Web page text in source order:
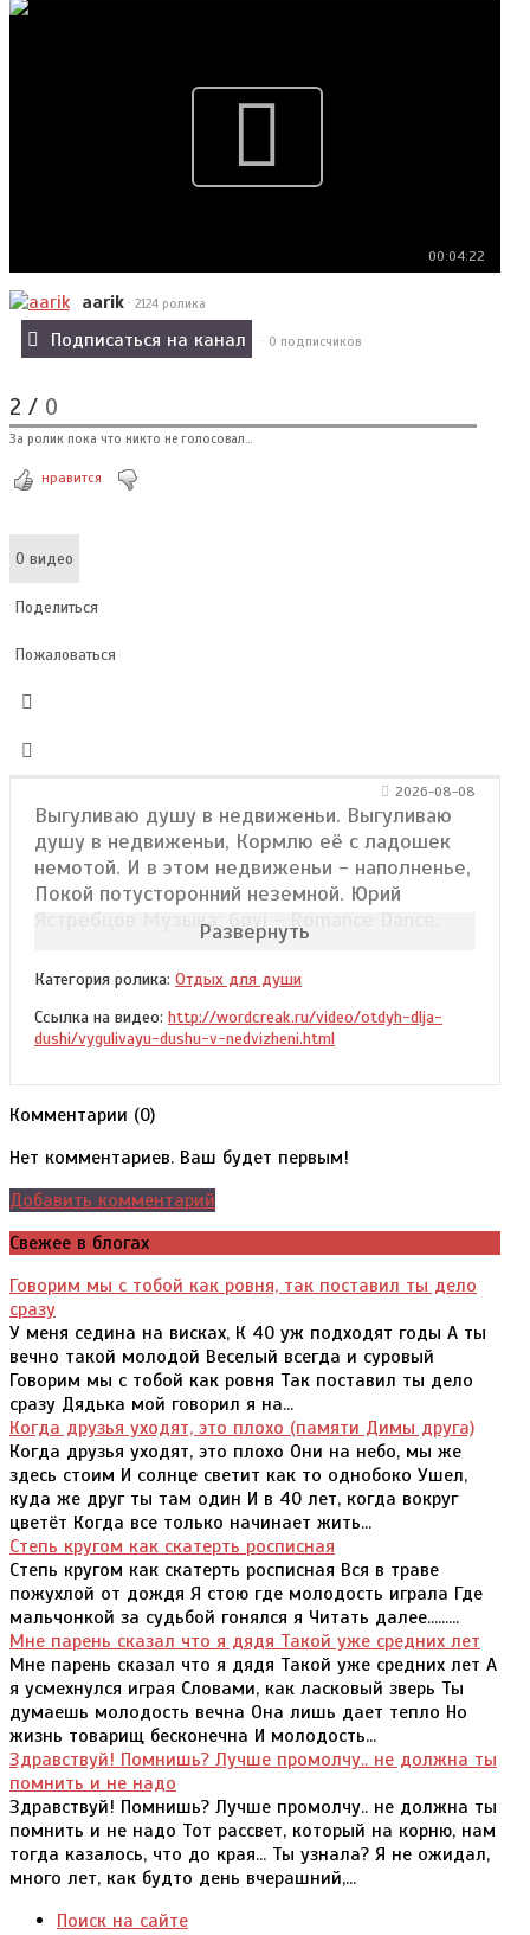
00:04:22
aarik · 2124 ролика
Подписаться на канал · 0 подписчиков
2 / 0
За ролик пока что никто не голосовал...
нравится
О видео
Поделиться
Пожаловаться
Выгуливаю душу в недвиженьи. Выгуливаю
душу в недвиженьи, Кормлю её с ладошек
немотой. И в этом недвиженьи - наполненье,
Покой потусторонний неземной. Юрий
Ястребцов Музыка: Govi - Romance Dance.
Развернуть
Категория ролика: Отдых для души
Ссылка на видео: http://wordcreak.ru/video/otdyh-dlja-
dushi/vygulivayu-dushu-v-nedvizheni.html
2026-08-08
Комментарии (0)
Нет комментариев. Ваш будет первым!
Добавить комментарий
Свежее в блогах
Говорим мы с тобой как ровня, так поставил ты дело
сразу
У меня седина на висках, К 40 уж подходят годы А ты
вечно такой молодой Веселый всегда и суровый
Говорим мы с тобой как ровня Так поставил ты дело
сразу Дядька мой говорил я на...
Когда друзья уходят, это плохо (памяти Димы друга)
Когда друзья уходят, это плохо Они на небо, мы же
здесь стоим И солнце светит как то однобоко Ушел,
куда же друг ты там один И в 40 лет, когда вокруг
цветёт Когда все только начинает жить...
Степь кругом как скатерть росписная
Степь кругом как скатерть росписная Вся в траве
пожухлой от дождя Я стою где молодость играла Где
мальчонкой за судьбой гонялся я Читать далее.........
Мне парень сказал что я дядя Такой уже средних лет
Мне парень сказал что я дядя Такой уже средних лет А
я усмехнулся играя Словами, как ласковый зверь Ты
думаешь молодость вечна Она лишь дает тепло Но
жизнь товарищ бесконечна И молодость...
Здравствуй! Помнишь? Лучше промолчу.. не должна ты
помнить и не надо
Здравствуй! Помнишь? Лучше промолчу.. не должна ты
помнить и не надо Тот рассвет, который на корню, нам
тогда казалось, что до края... Ты узнала? Я не ожидал,
много лет, как будто день вчерашний,...
Поиск на сайте